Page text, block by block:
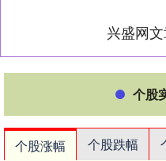
兴盛网
个股
个股涨幅 个股跌幅